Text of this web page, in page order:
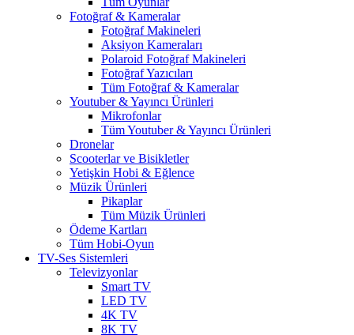
Fotoğraf & Kameralar
Fotoğraf Makineleri
Aksiyon Kameraları
Polaroid Fotoğraf Makineleri
Fotoğraf Yazıcıları
Tüm Fotoğraf & Kameralar
Youtuber & Yayıncı Ürünleri
Mikrofonlar
Tüm Youtuber & Yayıncı Ürünleri
Dronelar
Scooterlar ve Bisikletler
Yetişkin Hobi & Eğlence
Müzik Ürünleri
Pikaplar
Tüm Müzik Ürünleri
Ödeme Kartları
Tüm Hobi-Oyun
TV-Ses Sistemleri
Televizyonlar
Smart TV
LED TV
4K TV
8K TV